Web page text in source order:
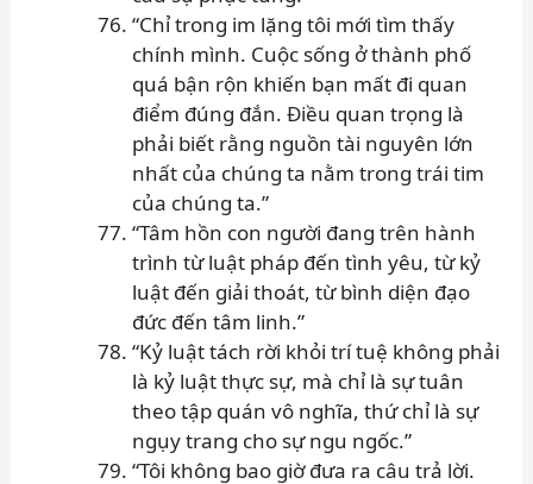
“Chỉ trong im lặng tôi mới tìm thấy
chính mình. Cuộc sống ở thành phố
quá bận rộn khiến bạn mất đi quan
điểm đúng đắn. Điều quan trọng là
phải biết rằng nguồn tài nguyên lớn
nhất của chúng ta nằm trong trái tim
của chúng ta.”
“Tâm hồn con người đang trên hành
trình từ luật pháp đến tình yêu, từ kỷ
luật đến giải thoát, từ bình diện đạo
đức đến tâm linh.”
“Kỷ luật tách rời khỏi trí tuệ không phải
là kỷ luật thực sự, mà chỉ là sự tuân
theo tập quán vô nghĩa, thứ chỉ là sự
ngụy trang cho sự ngu ngốc.”
“Tôi không bao giờ đưa ra câu trả lời.